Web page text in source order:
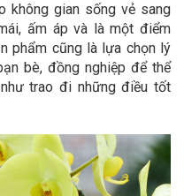
không gian sống vẻ sang
ấm áp và là một điểm
phẩm cũng là lựa chọn lý
bè, đồng nghiệp để thể
trao đi những điều tốt